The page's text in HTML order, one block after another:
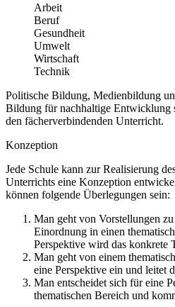
Arbeit
Beruf
Gesundheit
Umwelt
Wirtschaft
Technik
Politische Bildung, Medienbildung
Bildung für nachhaltige Entwicklung
den fächerverbindenden Unterricht.
Konzeption
Jede Schule kann zur Realisierung
Unterrichts eine Konzeption
können folgende Überlegungen sein:
Man geht von Vorstellungen
Einordnung in einen
Perspektive wird das konkrete
Man geht von einem
eine Perspektive ein und leitet
Man entscheidet sich für eine
thematischen Bereich und